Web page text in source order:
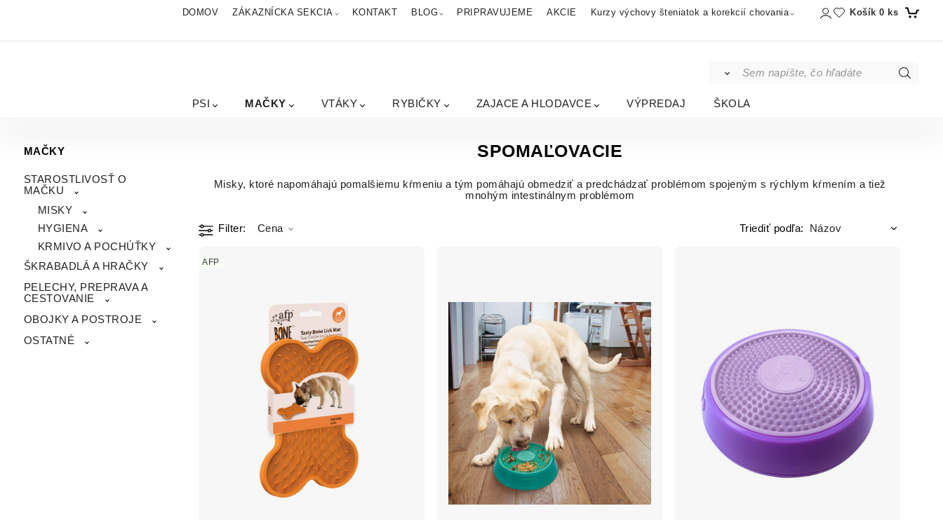
DOMOV ZÁKAZNÍCKA SEKCIA KONTAKT BLOG PRIPRAVUJEME AKCIE Kurzy výchovy šteniatok a korekcií chovania Košík 0 ks
PSI MAČKY VTÁKY RYBIČKY ZAJACE A HLODAVCE VÝPREDAJ ŠKOLA
MAČKY
STAROSTLIVOSŤ O
MAČKU
MISKY
HYGIENA
KRMIVO A POCHÚŤKY
ŠKRABADLÁ A HRAČKY
PELECHY, PREPRAVA A
CESTOVANIE
OBOJKY A POSTROJE
OSTATNÉ
SPOMAĽOVACIE
Misky, ktoré napomáhajú pomalšiemu kŕmeniu a tým pomáhajú obmedziť a predchádzať problémom spojeným s rýchlym kŕmením a tiež
mnohým intestinálnym problémom
Filter Cena Triediť podľa:
AFP